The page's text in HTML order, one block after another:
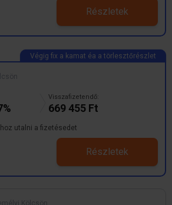
Részletek
Visszafizetendő:
669 455 Ft
utalni a fizetésedet
Részletek